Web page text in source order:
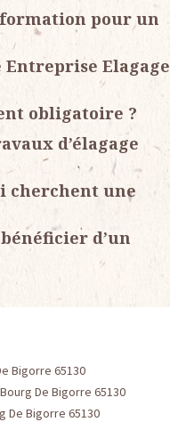
formation pour un
Entreprise Elagage
obligatoire ?
d’élagage
cherchent une
d’un
Bigorre 65130
De Bigorre 65130
De Bigorre 65130